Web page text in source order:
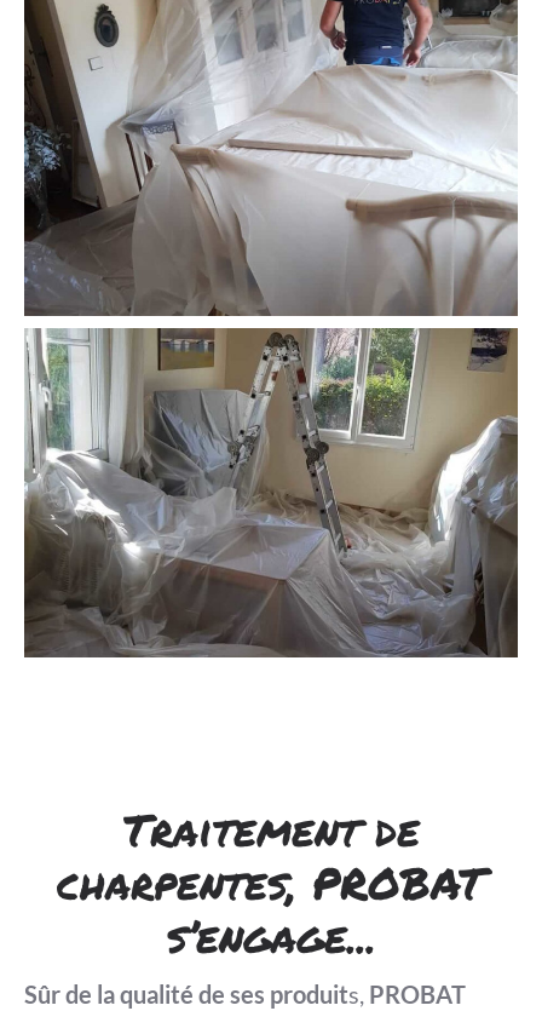
Traitement de
charpentes, PROBAT
s’engage...
Sûr de la qualité de ses produits, PROBAT